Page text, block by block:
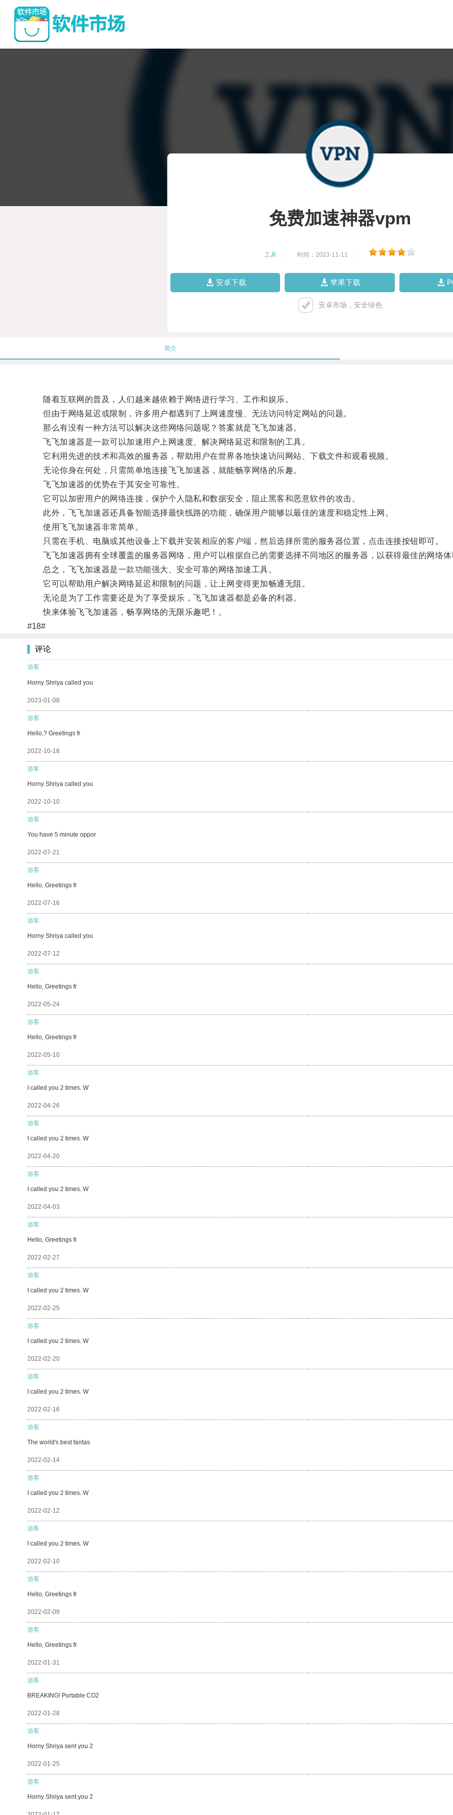
免费加速神器vpm
工具 时间：2023-11-11
安卓下载 苹果下载
安卓市场，安全绿色
简介
随着互联网的普及，人们越来越依赖于网络进行学习、工作和娱乐。
但由于网络延迟或限制，许多用户都遇到了上网速度慢、无法访问特定网站的问题。
那么有没有一种方法可以解决这些网络问题呢？答案就是飞飞加速器。
飞飞加速器是一款可以加速用户上网速度、解决网络延迟和限制的工具。
它利用先进的技术和高效的服务器，帮助用户在世界各地快速访问网站、下载文件和观看视频。
无论你身在何处，只需简单地连接飞飞加速器，就能畅享网络的乐趣。
飞飞加速器的优势在于其安全可靠性。
它可以加密用户的网络连接，保护个人隐私和数据安全，阻止黑客和恶意软件的攻击。
此外，飞飞加速器还具备智能选择最快线路的功能，确保用户能够以最佳的速度和稳定性上网。
使用飞飞加速器非常简单。
只需在手机、电脑或其他设备上下载并安装相应的客户端，然后选择所需的服务器位置，点击连接按钮即可。
飞飞加速器拥有全球覆盖的服务器网络，用户可以根据自己的需要选择不同地区的服务器，以获得最佳的网络
总之，飞飞加速器是一款功能强大、安全可靠的网络加速工具。
它可以帮助用户解决网络延迟和限制的问题，让上网变得更加畅通无阻。
无论是为了工作需要还是为了享受娱乐，飞飞加速器都是必备的利器。
快来体验飞飞加速器，畅享网络的无限乐趣吧！。
#18#
评论
游客
Horny Shriya called you
2023-01-08
游客
Hello,? Greetings fr
2022-10-18
游客
Horny Shriya called you
2022-10-10
游客
You have 5 minute oppor
2022-07-21
游客
Hello, Greetings fr
2022-07-16
游客
Horny Shriya called you
2022-07-12
游客
Hello, Greetings fr
2022-05-24
游客
Hello, Greetings fr
2022-05-10
游客
I called you 2 times. W
2022-04-26
游客
I called you 2 times. W
2022-04-20
游客
I called you 2 times. W
2022-04-03
游客
Hello, Greetings fr
2022-02-27
游客
I called you 2 times. W
2022-02-25
游客
I called you 2 times. W
2022-02-20
游客
I called you 2 times. W
2022-02-16
游客
The world's best fantas
2022-02-14
游客
I called you 2 times. W
2022-02-12
游客
I called you 2 times. W
2022-02-10
游客
Hello, Greetings fr
2022-02-09
游客
Hello, Greetings fr
2022-01-31
游客
BREAKING! Portable CO2
2022-01-28
游客
Horny Shriya sent you 2
2022-01-25
游客
Horny Shriya sent you 2